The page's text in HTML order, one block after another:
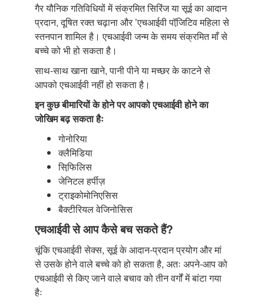
गैर यौनिक गतिविधियों में संक्रमित सिरिंज या सूई का आदान
प्रदान, दूषित रक्त चढ़ाना और ’एचआईवी पॉजि़टिव महिला से
स्तनपान शामिल है। एचआईवी जन्म के समय संक्रमित माँ से
बच्चे को भी हो सकता है।
साथ-साथ खाना खाने, पानी पीने या मच्छर के काटने से
आपको एचआईवी नहीं हो सकता है।
इन कुछ बीमारियों के होने पर आपको एचआईवी होने का
जोखिम बढ़ सकता हैः
गोनोरिया
क्लैमिडिया
सिफि़लिस
जेनिटल हर्पीज़
ट्राइकोमोनिएसिस
बैक्टीरियल वेजिनोसिस
एचआईवी से आप कैसे बच सकते हैं?
चूंकि एचआईवी सेक्स, सूई के आदान-प्रदान प्रयोग और मां
से उसके होने वाले बच्चे को हो सकता है, अतः अपने-आप को
एचआईवी से किए जाने वाले बचाव को तीन वर्गों में बांटा गया
हैः